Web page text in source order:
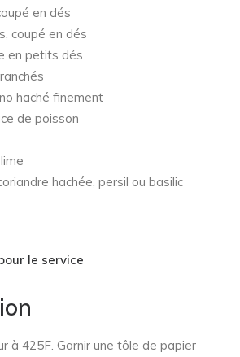
en dés
coupé en dés
en petits dés
haché finement
de poisson
hachée, persil ou basilic
le service
à 425F. Garnir une tôle de papier